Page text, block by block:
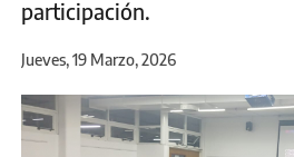
participación.
Jueves, 19 Marzo, 2026